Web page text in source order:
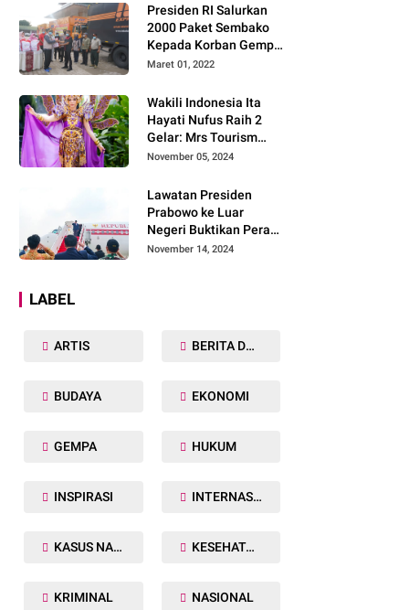
Presiden RI Salurkan
2000 Paket Sembako
Kepada Korban Gempa
di Pasaman Barat
Maret 01, 2022
Wakili Indonesia Ita
Hayati Nufus Raih 2
Gelar: Mrs Tourism
2024 dan Fourth
Worldwide
International 2024, di
Pemilihan Mrs
Worldwide 2024
November 05, 2024
Lawatan Presiden
Prabowo ke Luar
Negeri Buktikan Peran
Strategis Indonesia di
November 14, 2024
LABEL
ARTIS BERITA DAERAH
BUDAYA EKONOMI
GEMPA HUKUM
INSPIRASI INTERNASIONAL
KASUS NARKOBA KESEHATAN TUBUH
KRIMINAL NASIONAL